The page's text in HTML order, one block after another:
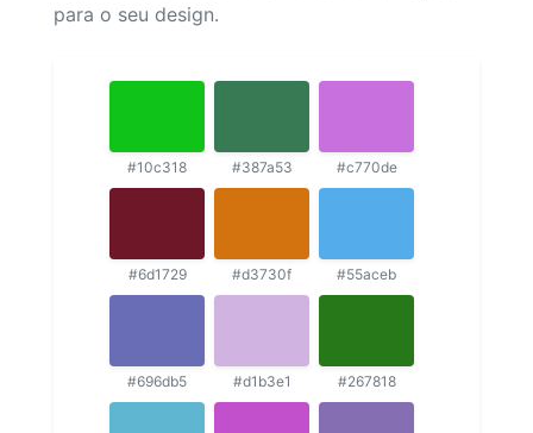
para o seu design.
#10c318 #387a53 #c770de
#6d1729 #d3730f #55aceb
#696db5 #d1b3e1 #267818